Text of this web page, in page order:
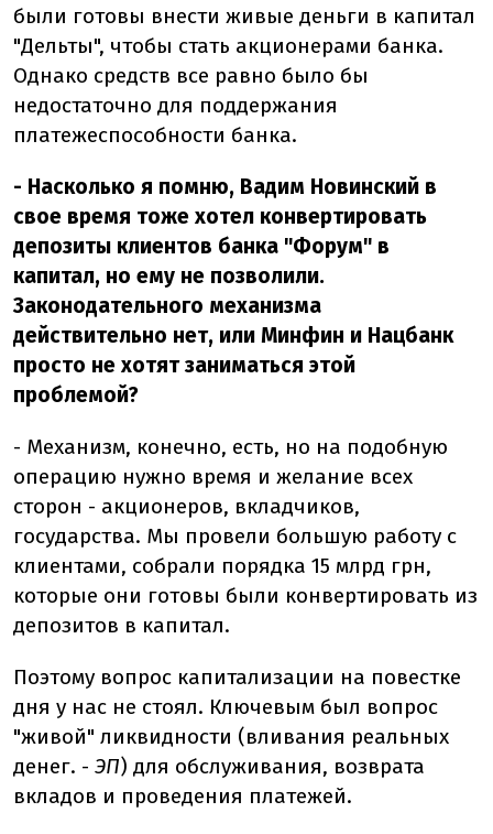
были готовы внести живые деньги в капитал
"Дельты", чтобы стать акционерами банка.
Однако средств все равно было бы
недостаточно для поддержания
платежеспособности банка.
- Насколько я помню, Вадим Новинский в
свое время тоже хотел конвертировать
депозиты клиентов банка "Форум" в
капитал, но ему не позволили.
Законодательного механизма
действительно нет, или Минфин и Нацбанк
просто не хотят заниматься этой
проблемой?
- Механизм, конечно, есть, но на подобную
операцию нужно время и желание всех
сторон - акционеров, вкладчиков,
государства. Мы провели большую работу с
клиентами, собрали порядка 15 млрд грн,
которые они готовы были конвертировать из
депозитов в капитал.
Поэтому вопрос капитализации на повестке
дня у нас не стоял. Ключевым был вопрос
"живой" ликвидности (вливания реальных
денег. - ЭП) для обслуживания, возврата
вкладов и проведения платежей.